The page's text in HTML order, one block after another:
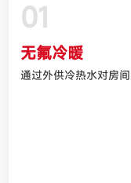
01
无氟冷暖
通过外供冷热水对房